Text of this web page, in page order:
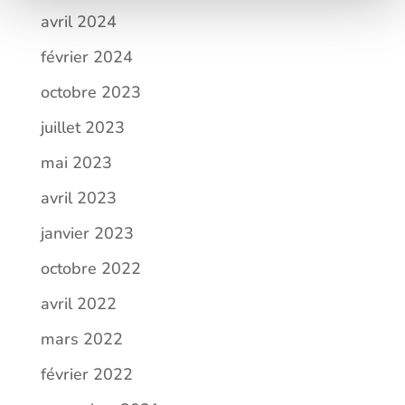
avril 2024
février 2024
octobre 2023
juillet 2023
mai 2023
avril 2023
janvier 2023
octobre 2022
avril 2022
mars 2022
février 2022